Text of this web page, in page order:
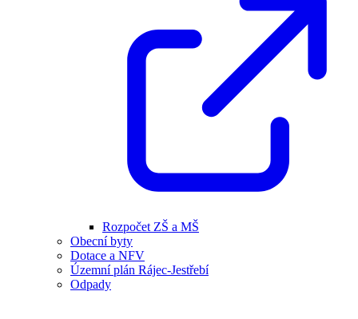
Rozpočet ZŠ a MŠ
Obecní byty
Dotace a NFV
Územní plán Rájec-Jestřebí
Odpady